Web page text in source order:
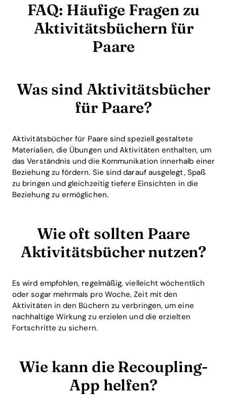
FAQ: Häufige Fragen zu
Aktivitätsbüchern für
Paare
Was sind Aktivitätsbücher
für Paare?
Aktivitätsbücher für Paare sind speziell gestaltete
Materialien, die Übungen und Aktivitäten enthalten, um
das Verständnis und die Kommunikation innerhalb einer
Beziehung zu fördern. Sie sind darauf ausgelegt, Spaß
zu bringen und gleichzeitig tiefere Einsichten in die
Beziehung zu ermöglichen.
Wie oft sollten Paare
Aktivitätsbücher nutzen?
Es wird empfohlen, regelmäßig, vielleicht wöchentlich
oder sogar mehrmals pro Woche, Zeit mit den
Aktivitäten in den Büchern zu verbringen, um eine
nachhaltige Wirkung zu erzielen und die erzielten
Fortschritte zu sichern.
Wie kann die Recoupling-
App helfen?